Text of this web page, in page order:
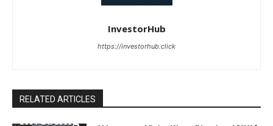
InvestorHub
https://investorhub.click
RELATED ARTICLES